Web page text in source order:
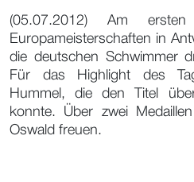
(05.07.2012) Am
Europameisterschaften in
die deutschen Schwimmer
Für das Highlight des
Hummel, die den Titel
konnte. Über zwei
Oswald freuen.